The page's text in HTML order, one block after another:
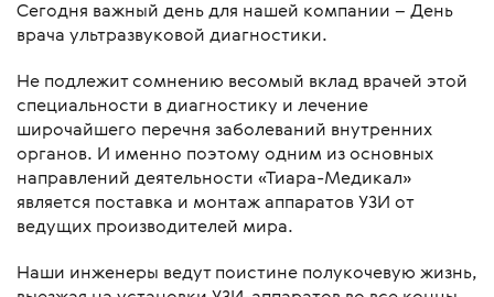
Сегодня важный день для нашей компании – День
врача ультразвуковой диагностики.
Не подлежит сомнению весомый вклад врачей этой
специальности в диагностику и лечение
широчайшего перечня заболеваний внутренних
органов. И именно поэтому одним из основных
направлений деятельности «Тиара-Медикал»
является поставка и монтаж аппаратов УЗИ от
ведущих производителей мира.
Наши инженеры ведут поистине полукочевую жизнь,